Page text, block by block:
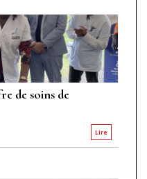
de soins de
Lire